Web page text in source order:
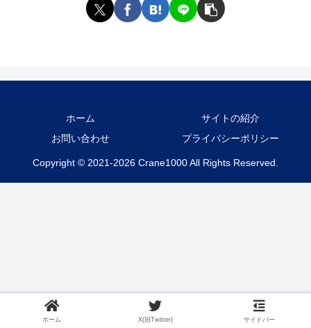
ホーム
サイトの紹介
お問い合わせ
プライバシーポリシー
Copyright © 2021-2026 Crane1000 All Rights Reserved.
ホーム X(旧Twitter) サイドバー